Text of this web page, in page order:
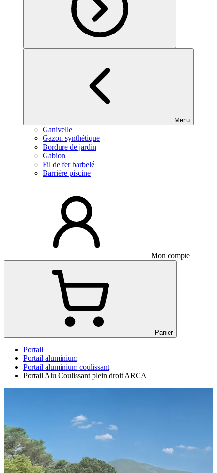
Menu
Ganivelle
Gazon synthétique
Bordure de jardin
Gabion
Fil de fer barbelé
Barrière piscine
Mon compte
Panier
Portail
Portail aluminium
Portail aluminium coulissant
Portail Alu Coulissant plein droit ARCA